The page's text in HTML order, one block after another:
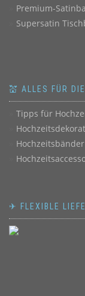
Premium-
Supersatin
💒 ALLES FÜR
Tipps für
Hochzeitsbänder
✈ FLEXIBLE